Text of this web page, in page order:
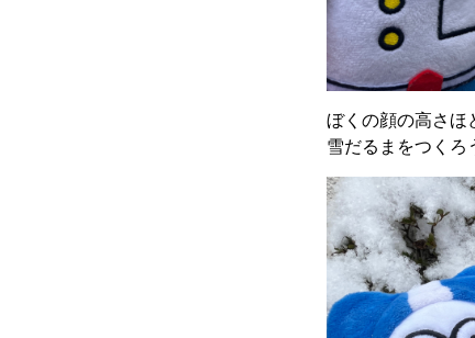
ぼくの顔の高さ
雪だるまをつく